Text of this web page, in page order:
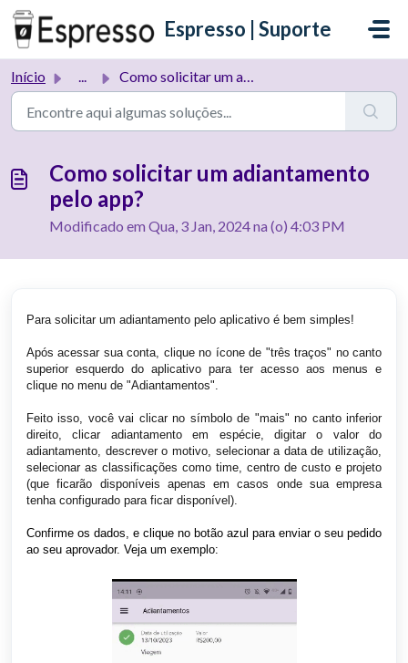
Ir para o conteúdo principal
Espresso | Suporte
Início ... Como solicitar um adiantamento pelo app?
Como solicitar um adiantamento
pelo app?
Modificado em Qua, 3 Jan, 2024 na (o) 4:03 PM
Para solicitar um adiantamento pelo aplicativo é bem simples!
Após acessar sua conta, clique no ícone de "três traços" no canto
superior esquerdo do aplicativo para ter acesso aos menus e
clique no menu de "Adiantamentos".
Feito isso, você vai clicar no símbolo de "mais" no canto inferior
direito, clicar adiantamento em espécie, digitar o valor do
adiantamento, descrever o motivo, selecionar a data de utilização,
selecionar as classificações como time, centro de custo e projeto
(que ficarão disponíveis apenas em casos onde sua empresa
tenha configurado para ficar disponível).
Confirme os dados, e clique no botão azul para enviar o seu pedido
ao seu aprovador. Veja um exemplo: